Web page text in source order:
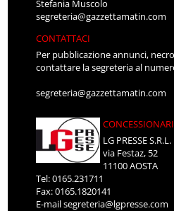
Stefania Muscolo
segreteria@gazzettamatin.com
CONTATTACI
Per pubblicazione annunci,
contattare la segreteria al
segreteria@gazzettamatin.com
LG PRESSE S.R.L.
via Festaz, 52
11100 AOSTA
Tel: 0165.231711
Fax: 0165.1820141
E-mailsegreteria@lgpresse.com